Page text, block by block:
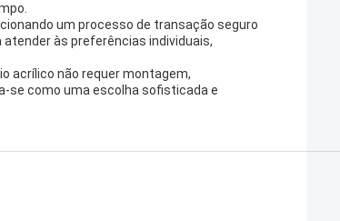
um processo de transação seguro
às preferências individuais,
acrílico não requer montagem,
se como uma escolha sofisticada e